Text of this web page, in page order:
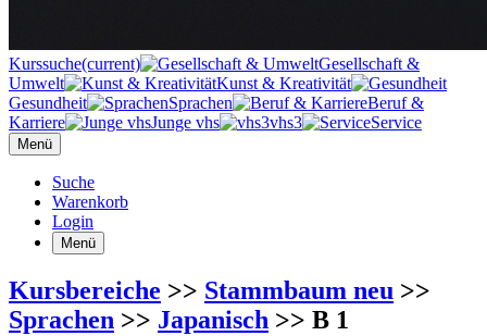
Kurssuche(current)
Gesellschaft &
Umwelt
Kunst & Kreativität
Gesundheit
Sprachen
Beruf &
Karriere
Junge vhs vhs3 Service
Menü
Suche
Warenkorb
Login
Menü
Kursbereiche >> Stammbaum neu >>
Sprachen >> Japanisch >> B 1